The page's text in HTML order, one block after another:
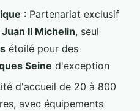
: Partenariat exclusif
Juan II Michelin, seul
étoilé pour des
Seine d'exception
d'accueil de 20 à 800
avec équipements